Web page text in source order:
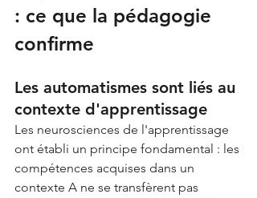
: ce que la pédagogie
confirme
Les automatismes sont liés au
contexte d'apprentissage
Les neurosciences de l'apprentissage
ont établi un principe fondamental : les
compétences acquises dans un
contexte A ne se transfèrent pas